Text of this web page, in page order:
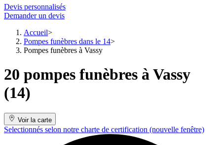
Devis personnalisés
Demander un devis
Accueil
Pompes funèbres dans le 14
Pompes funèbres à Vassy
20 pompes funèbres à Vassy
(14)
Voir la carte
Selectionnés selon notre charte de certification (nouvelle fenêtre)